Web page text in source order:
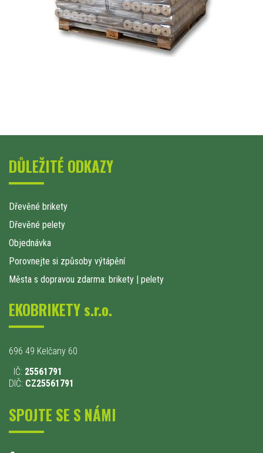
DŮLEŽITÉ ODKAZY
Dřevěné brikety
Dřevěné pelety
Objednávka
Porovnejte si způsoby výtápění
Města s dopravou zdarma: brikety | pelety
EKOBRIKETY s.r.o.
696 49 Kelčany 60
IČ: 25561791
DIČ: CZ25561791
SPOJTE SE S NÁMI